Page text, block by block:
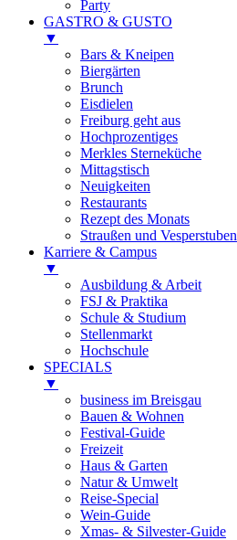
Party
GASTRO & GUSTO
▼
Bars & Kneipen
Biergärten
Brunch
Eisdielen
Freiburg geht aus
Hochprozentiges
Merkles Sterneküche
Mittagstisch
Neuigkeiten
Restaurants
Rezept des Monats
Straußen und Vesperstuben
Karriere & Campus
▼
Ausbildung & Arbeit
FSJ & Praktika
Schule & Studium
Stellenmarkt
Hochschule
SPECIALS
▼
business im Breisgau
Bauen & Wohnen
Festival-Guide
Freizeit
Haus & Garten
Natur & Umwelt
Reise-Special
Wein-Guide
Xmas- & Silvester-Guide